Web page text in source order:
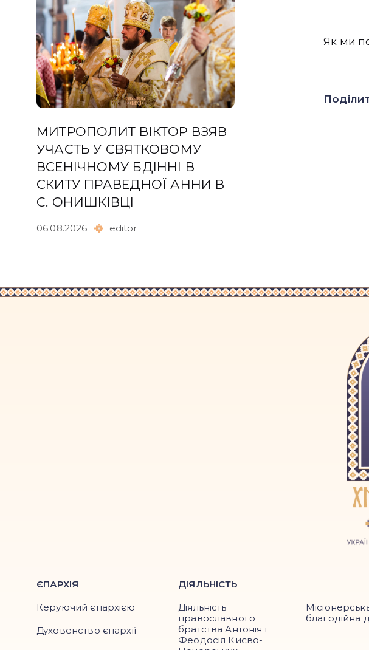
МИТРОПОЛИТ ВІКТОР ВЗЯВ
УЧАСТЬ У СВЯТКОВОМУ
ВСЕНІЧНОМУ БДІННІ В
СКИТУ ПРАВЕДНОЇ АННИ В
С. ОНИШКІВЦІ
06.08.2026 editor
Як ми
ЄПАРХІЯ
Керуючий єпархією
Духовенство єпархії
ДІЯЛЬНІСТЬ
Діяльність
православного
братства Антонія і
Феодосія Києво-
благодійна